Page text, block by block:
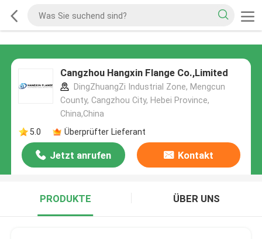
Cangzhou Hangxin Flange Co.,Limited
DingZhuangZi Industrial Zone, Mengcun
County, Cangzhou City, Hebei Province,
China,China
5.0
Überprüfter Lieferant
Jetzt anrufen Kontakt
PRODUKTE ÜBER UNS